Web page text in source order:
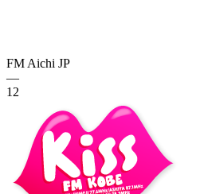
FM Aichi JP
—
12